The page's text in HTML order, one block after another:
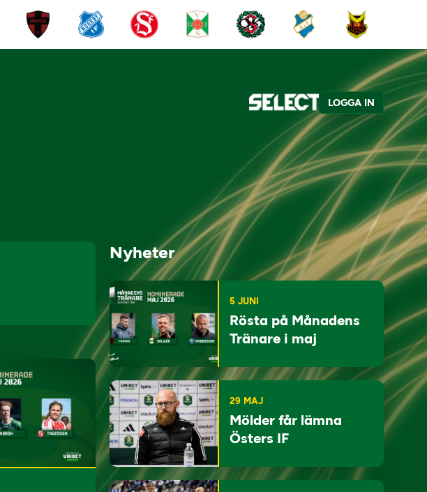
LOGGA IN
Nyheter
5 JUNI
Rösta på Månadens
Tränare i maj
29 MAJ
Mölder får lämna
Östers IF